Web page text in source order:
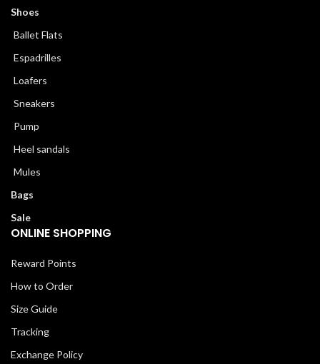
Shoes
Ballet Flats
Espadrilles
Loafers
Sneakers
Pump
Heel sandals
Mules
Bags
Sale
ONLINE SHOPPING
Reward Points
How to Order
Size Guide
Tracking
Exchange Policy